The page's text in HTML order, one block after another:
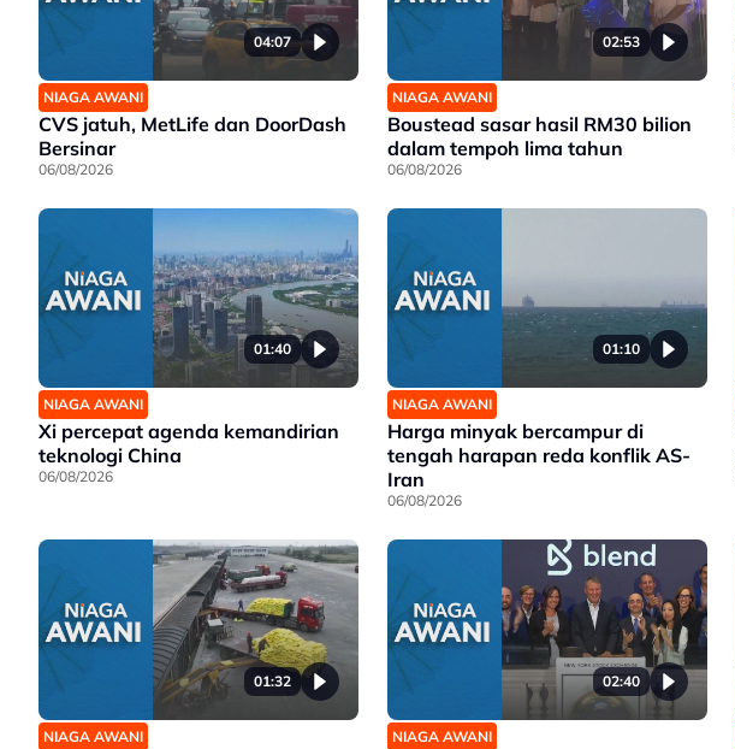
04:07
NIAGA AWANI
CVS jatuh, MetLife dan DoorDash
Bersinar
06/08/2026
02:53
NIAGA AWANI
Boustead sasar hasil RM30 bilion
dalam tempoh lima tahun
06/08/2026
01:40
NIAGA AWANI
Xi percepat agenda kemandirian
teknologi China
06/08/2026
01:10
NIAGA AWANI
Harga minyak bercampur di
tengah harapan reda konflik AS-
Iran
06/08/2026
01:32
NIAGA AWANI
02:40
NIAGA AWANI